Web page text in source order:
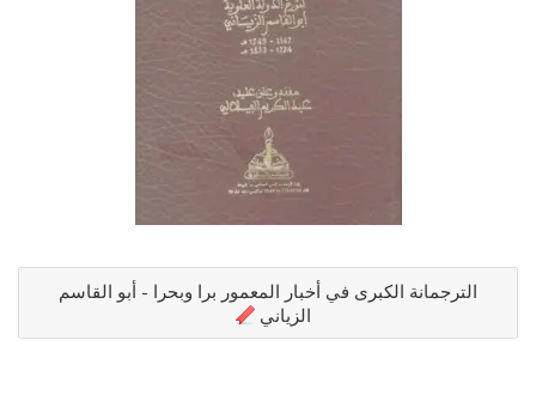
الترجمانة الكبرى في أخبار المعمور برا وبحرا - أبو القاسم
الزياني